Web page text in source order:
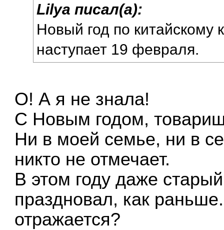
Lilya писал(а):
Новый год по китайскому
наступает 19 февраля.
О! А я не знала!
С Новым годом,
Ни в моей семье, ни в
никто не отмечает.
В этом году даже
праздновал, как
отражается?